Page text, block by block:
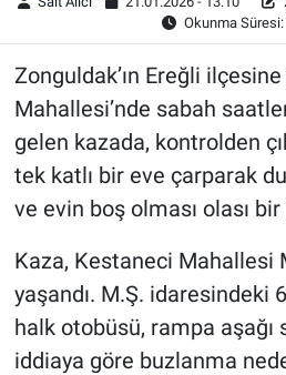
Okunma
Zonguldak’ın Ereğli
Mahallesi’nde sabah
gelen kazada, kontrolden
tek katlı bir eve çarparak
ve evin boş olması olası
Kaza, Kestaneci Mahallesi
yaşandı. M.Ş. idaresindeki
halk otobüsü, rampa aşağı
iddiaya göre buzlanma